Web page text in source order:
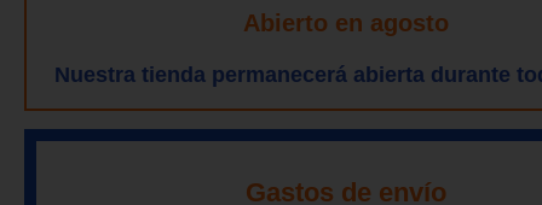
Abierto en agosto
Nuestra tienda permanecerá abierta durante
Gastos de envío